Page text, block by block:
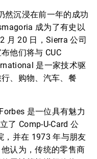
然沉浸在前一年的成功
成为了有史以
月 20 日，Sierra 公司
他们将与 CUC
是一家技术驱
、购物、汽车、餐
是一位具有魅力
了 Comp-U-Card 公
，并在 1973 年与朋友
认为，传统的零售商